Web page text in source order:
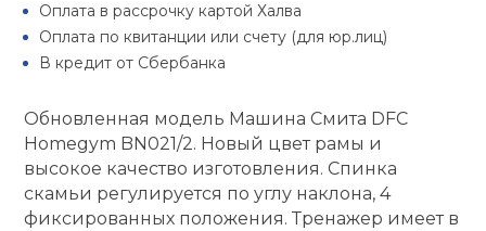
Ролики для
Упоры для
и защита
оборудование
Оплата в рассрочку картой Халва
Оплата по квитанции или счету (для юр.лиц)
В кредит от Сбербанка
Обновленная модель Машина Смита DFC
Homegym BN021/2. Новый цвет рамы и
высокое качество изготовления. Спинка
скамьи регулируется по углу наклона, 4
фиксированных положения. Тренажер имеет в